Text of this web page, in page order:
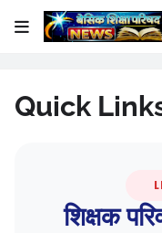
Quick
शिक्षक